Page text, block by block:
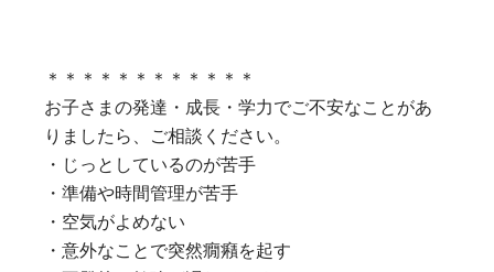
＊＊＊＊＊＊＊＊＊＊＊＊
お子さまの発達・成長・学力でご不安なことがあ
りましたら、ご相談ください。
・じっとしているのが苦手
・準備や時間管理が苦手
・空気がよめない
・意外なことで突然癇癪を起す